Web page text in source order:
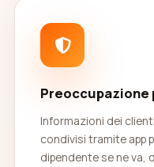
Preoccupazione
Informazioni dei
condivisi tramite app
dipendente se ne va,